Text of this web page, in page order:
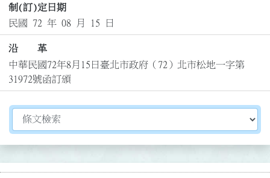
制(訂)定日期
民國 72 年 08 月 15 日
沿 革
中華民國72年8月15日臺北市政府（72）北市松地一字第
31972號函訂頒
切換選擇法規資訊內容